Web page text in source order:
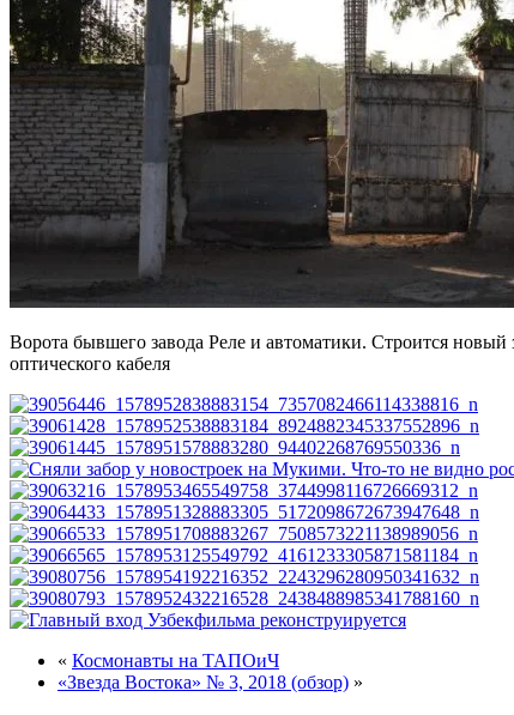
Ворота бывшего завода Реле и автоматики. Строится новый
оптического кабеля
« Космонавты на ТАПОиЧ
«Звезда Востока» № 3, 2018 (обзор) »